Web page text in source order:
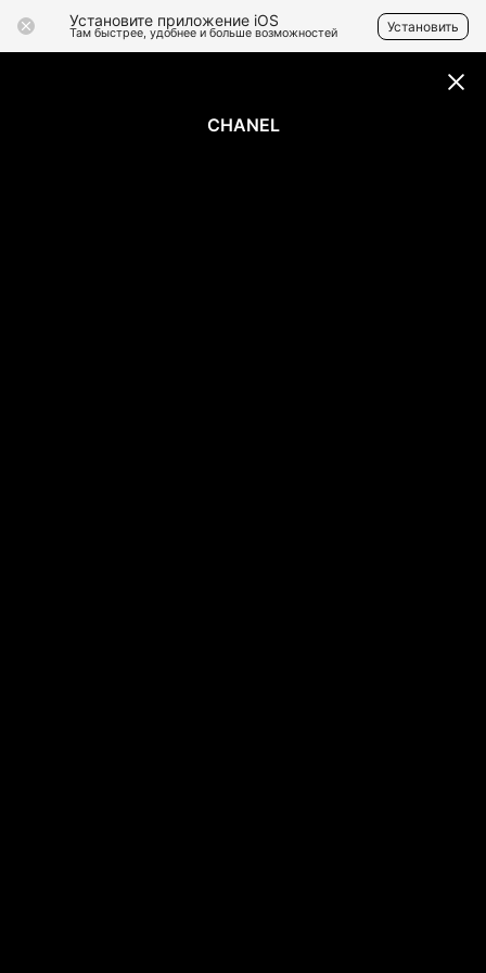
Установите приложение iOS
Там быстрее, удобнее и больше возможностей Установить
CHANEL